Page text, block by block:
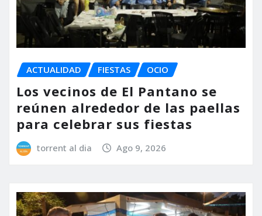
ACTUALIDAD FIESTAS OCIO
Los vecinos de El Pantano se
reúnen alrededor de las paellas
para celebrar sus fiestas
torrent al dia Ago 9, 2026